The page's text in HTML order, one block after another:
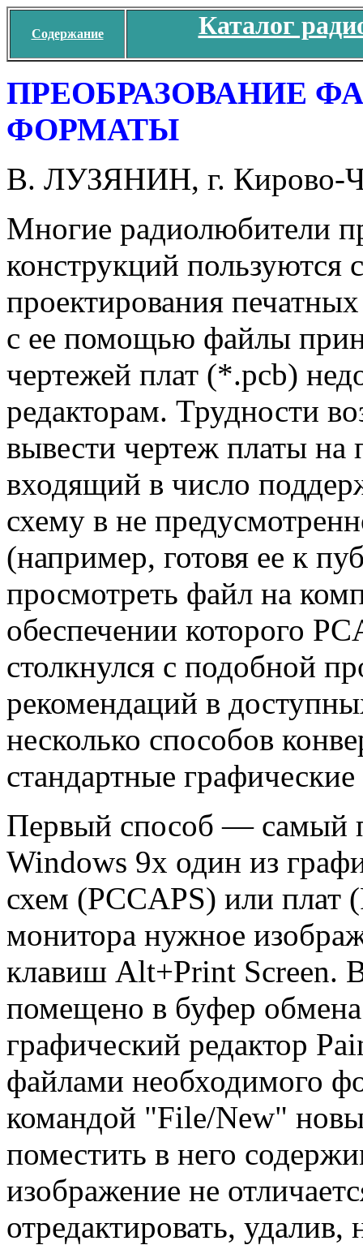
Содержание Каталог
ПРЕОБРАЗОВАНИЕ
ФОРМАТЫ
В. ЛУЗЯНИН, г. Кирово-
Многие радиолюбители
конструкций пользуются
проектирования
с ее помощью файлы
чертежей плат (*.pcb)
редакторам. Трудности
вывести чертеж платы на
входящий в число
схему в не
(например, готовя ее к
просмотреть файл на
обеспечении которого
столкнулся с подобной
рекомендаций в
несколько способов
стандартные
Первый способ — самый
Windows 9x один из
схем (PCCAPS) или плат
монитора нужное
клавиш Alt+Print Screen.
помещено в буфер обмена
графический редактор
файлами необходимого
командой "File/New"
поместить в него
изображение не
отредактировать,